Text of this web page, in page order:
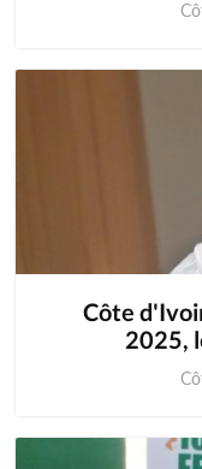
Côte
2025,